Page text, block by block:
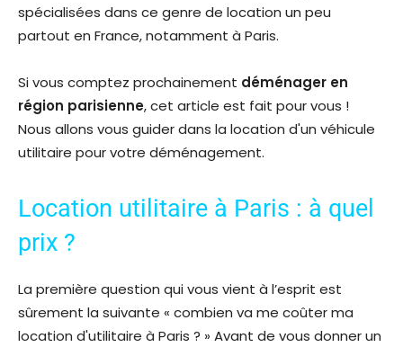
spécialisées dans ce genre de location un peu
partout en France, notamment à Paris.
Si vous comptez prochainement déménager en
région parisienne, cet article est fait pour vous !
Nous allons vous guider dans la location d'un véhicule
utilitaire pour votre déménagement.
Location utilitaire à Paris : à quel
prix ?
La première question qui vous vient à l’esprit est
sûrement la suivante « combien va me coûter ma
location d'utilitaire à Paris ? » Avant de vous donner un